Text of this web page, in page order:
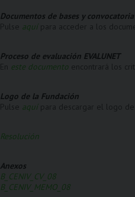
Documentos de bases y convocatoria
aquí
Proceso de evaluación EVALUNET
este documento
Logo de la Fundación
aquí
Resolución
Anexos
B_CENIV_CV_08
B_CENIV_MEMO_08